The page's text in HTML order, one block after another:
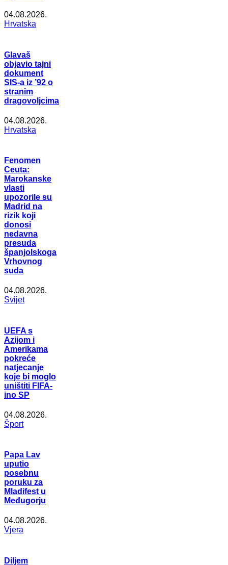
04.08.2026.
Hrvatska
Glavaš
objavio tajni
dokument
SIS-a iz ’92 o
stranim
dragovoljcima
04.08.2026.
Hrvatska
Fenomen
Ceuta:
Marokanske
vlasti
upozorile su
Madrid na
rizik koji
donosi
nedavna
presuda
španjolskoga
Vrhovnog
suda
04.08.2026.
Svijet
UEFA s
Azijom i
Amerikama
pokreće
natjecanje
koje bi moglo
uništiti FIFA-
ino SP
04.08.2026.
Šport
Papa Lav
uputio
posebnu
poruku za
Mladifest u
Međugorju
04.08.2026.
Vjera
Diljem